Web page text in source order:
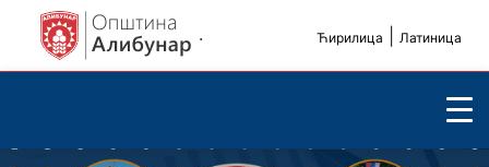
. Ћирилица Латиница